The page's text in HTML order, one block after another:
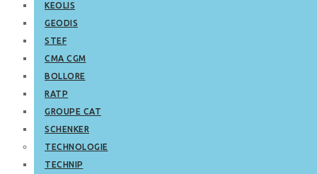
KEOLIS
GEODIS
STEF
CMA CGM
BOLLORE
RATP
GROUPE CAT
SCHENKER
TECHNOLOGIE
TECHNIP